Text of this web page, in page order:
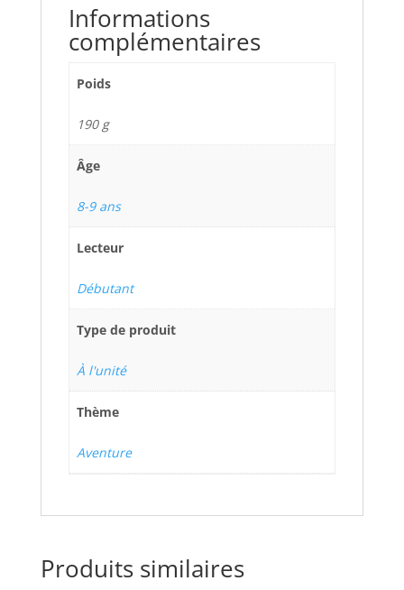
Informations
complémentaires
Poids
190 g
Âge
8-9 ans
Lecteur
Débutant
Type de produit
À l'unité
Thème
Aventure
Produits similaires